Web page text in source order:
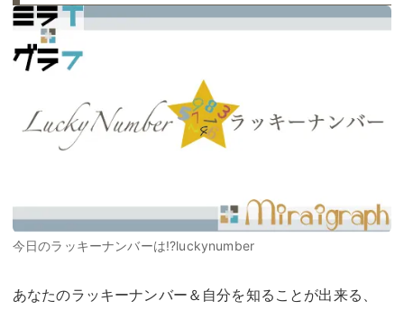
今日のラッキーナンバーは!?luckynumber
あなたのラッキーナンバー＆自分を知ることが出来る、